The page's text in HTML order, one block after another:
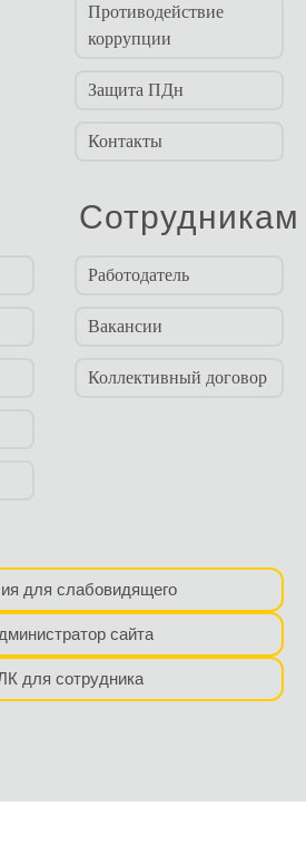
Противодействие
коррупции
Защита ПДн
Контакты
Сотрудникам
Работодатель
Вакансии
Коллективный договор
для слабовидящего
сайта
для сотрудника